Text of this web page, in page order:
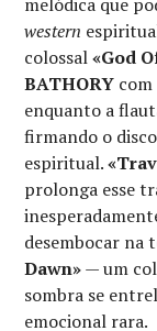
melódica que
western
colossal«God
BATHORY com
enquanto a
firmando o
espiritual.
prolonga esse
desembocar na
Dawn»— um
sombra se
emocional rara.